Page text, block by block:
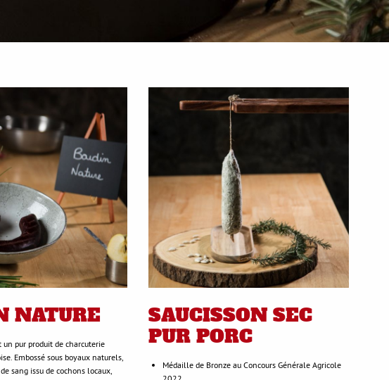
NATURE
un pur produit de charcuterie
Embossé sous boyaux naturels,
sang issu de cochons locaux,
SAUCISSON SEC
PUR PORC
Médaille de Bronze au Concours Générale Agricole